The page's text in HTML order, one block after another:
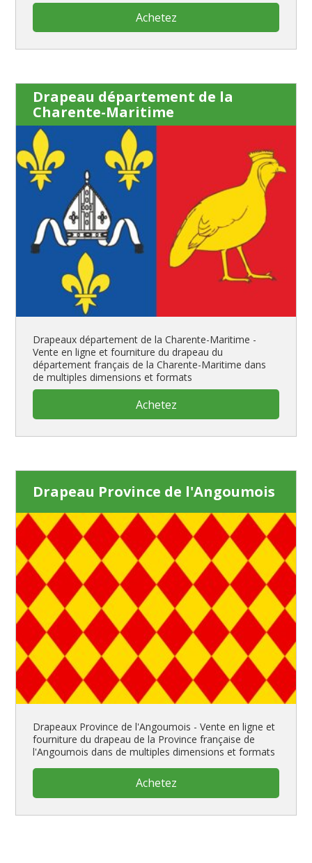
Achetez
Drapeau département de la
Charente-Maritime
Drapeaux département de la Charente-Maritime -
Vente en ligne et fourniture du drapeau du
département français de la Charente-Maritime dans
de multiples dimensions et formats
Achetez
Drapeau Province de l'Angoumois
Drapeaux Province de l'Angoumois - Vente en ligne et
fourniture du drapeau de la Province française de
l'Angoumois dans de multiples dimensions et formats
Achetez